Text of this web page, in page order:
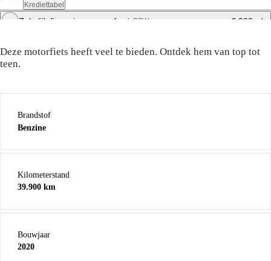
Krediettabel
Zakelijk financieren vanafexcl. BTW € 268 p/m
Maandbedrag berekenen
Deze motorfiets heeft veel te bieden. Ontdek hem van top tot
teen.
Brandstof
Benzine
Kilometerstand
39.900 km
Bouwjaar
2020